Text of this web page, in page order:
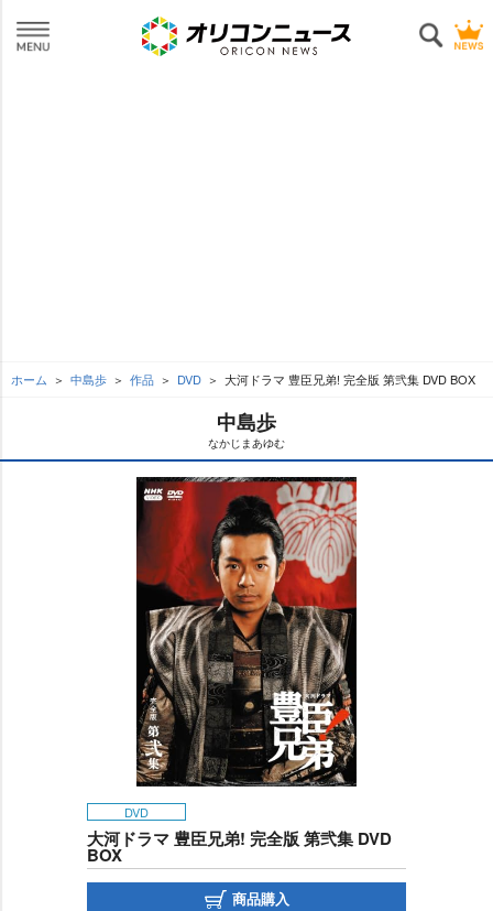
ホーム 中島歩 作品 DVD 大河ドラマ 豊臣兄弟! 完全版 第弐集 DVD BOX
中島歩
なかじまあゆむ
DVD
大河ドラマ 豊臣兄弟! 完全版 第弐集 DVD
BOX
商品購入